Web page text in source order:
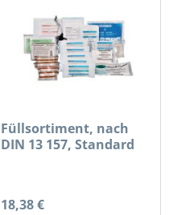
Füllsortiment, nach
DIN 13 157, Standard
18,38 €